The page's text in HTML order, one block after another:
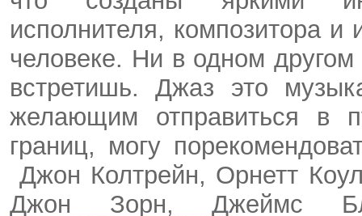
исполнителя, композитора
человеке. Ни в одном
встретишь. Джаз это
желающим отправиться в
границ, могу
Джон Колтрейн, Орнетт
Джон Зорн, Джеймс